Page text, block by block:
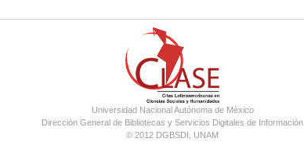
Universidad Nacional Autónoma de México
Dirección General de Bibliotecas y Servicios Digitales de Información
© 2012 DGBSDI, UNAM